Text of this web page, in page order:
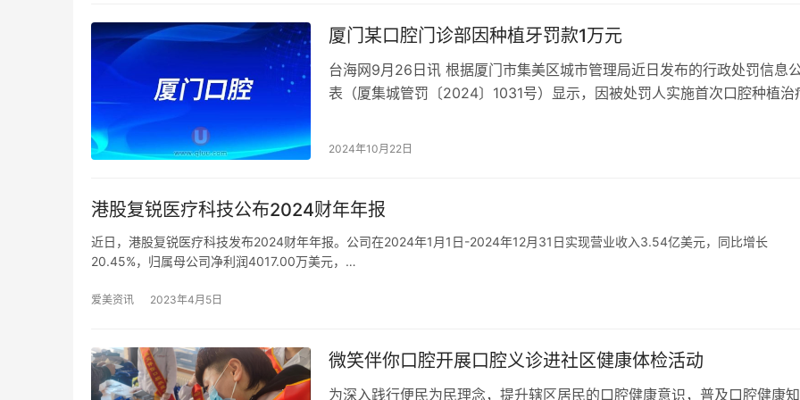
厦门某口腔门诊部因种植牙罚款1万元
台海网9月26日讯 根据厦门市集美区城市管理局近日发布的行政处罚信息
表（厦集城管罚〔2024〕1031号）显示，因被处罚人实施首次口腔种植治
2024年10月22日
港股复锐医疗科技公布2024财年年报
近日，港股复锐医疗科技发布2024财年年报。公司在2024年1月1日-2024年12月31日实现营业收入3.54亿美元，同比增长
20.45%，归属母公司净利润4017.00万美元，…
爱美资讯 2023年4月5日
微笑伴你口腔开展口腔义诊进社区健康体检活动
为深入践行便民为民理念，提升辖区居民的口腔健康意识，普及口腔健康知